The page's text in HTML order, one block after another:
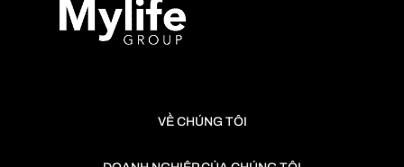
VỀ CHÚNG TÔI